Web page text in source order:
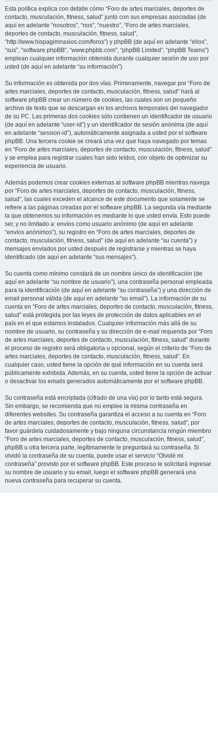
Esta política explica con detalle cómo “Foro de artes marciales, deportes de
contacto, musculación, fitness, salud” junto con sus empresas asociadas (de
aquí en adelante “nosotros”, “nos”, “nuestro”, “Foro de artes marciales,
deportes de contacto, musculación, fitness, salud”,
“http://www.hispagimnasios.com/foros”) y phpBB (de aquí en adelante “ellos”,
“sus”, “software phpBB”, “www.phpbb.com”, “phpBB Limited”, “phpBB Teams”)
emplean cualquier información obtenida durante cualquier sesión de uso por
usted (de aquí en adelante “su información”).
Su información es obtenida por dos vías. Primeramente, navegar por “Foro de
artes marciales, deportes de contacto, musculación, fitness, salud” hará al
software phpBB crear un número de cookies, las cuales son un pequeño
archivo de texto que se descargan en los archivos temporales del navegador
de su PC. Las primeras dos cookies sólo contienen un identificador de usuario
(de aquí en adelante “user-id”) y un identificador de sesión anónima (de aquí
en adelante “session-id”), automáticamente asignada a usted por el software
phpBB. Una tercera cookie se creará una vez que haya navegado por temas
en “Foro de artes marciales, deportes de contacto, musculación, fitness, salud”
y se emplea para registrar cuales han sido leídos, con objeto de optimizar su
experiencia de usuario.
Además podemos crear cookies externas al software phpBB mientras navega
por “Foro de artes marciales, deportes de contacto, musculación, fitness,
salud”, las cuales exceden el alcance de este documento que solamente se
refiere a las páginas creadas por el software phpBB. La segunda vía mediante
la que obtenemos su información es mediante lo que usted envía. Esto puede
ser, y no limitado a: envíos como usuario anónimo (de aquí en adelante
“envíos anónimos”), su registro en “Foro de artes marciales, deportes de
contacto, musculación, fitness, salud” (de aquí en adelante “su cuenta”) y
mensajes enviados por usted después de registrarse y mientras se haya
identificado (de aquí en adelante “sus mensajes”).
Su cuenta como mínimo constará de un nombre único de identificación (de
aquí en adelante “su nombre de usuario”), una contraseña personal empleada
para la identificación (de aquí en adelante “su contraseña”) y una dirección de
email personal válida (de aquí en adelante “su email”). La información de su
cuenta en “Foro de artes marciales, deportes de contacto, musculación, fitness,
salud” está protegida por las leyes de protección de datos aplicables en el
país en el que estamos instalados. Cualquier información más allá de su
nombre de usuario, su contraseña y su dirección de e-mail requerida por “Foro
de artes marciales, deportes de contacto, musculación, fitness, salud” durante
el proceso de registro será obligatoria u opcional, según el criterio de “Foro de
artes marciales, deportes de contacto, musculación, fitness, salud”. En
cualquier caso, usted tiene la opción de qué información en su cuenta será
públicamente exhibida. Además, en su cuenta, usted tiene la opción de activar
o desactivar los emails generados automáticamente por el software phpBB.
Su contraseña está encriptada (cifrado de una vía) por lo tanto está segura.
Sin embargo, se recomienda que no emplee la misma contraseña en
diferentes websites. Su contraseña garantiza el acceso a su cuenta en “Foro
de artes marciales, deportes de contacto, musculación, fitness, salud”, por
favor guárdela cuidadosamente y bajo ninguna circunstancia ningún miembro
“Foro de artes marciales, deportes de contacto, musculación, fitness, salud”,
phpBB u otra tercera parte, legítimamente le preguntará su contraseña. Si
olvidó la contraseña de su cuenta, puede usar el servicio “Olvidé mi
contraseña” provisto por el software phpBB. Este proceso le solicitará ingresar
su nombre de usuario y su email, luego el software phpBB generará una
nueva contraseña para recuperar su cuenta.